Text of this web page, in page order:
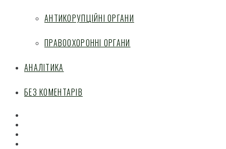
АНТИКОРУПЦІЙНІ ОРГАНИ
ПРАВООХОРОННІ ОРГАНИ
АНАЛІТИКА
БЕЗ КОМЕНТАРІВ